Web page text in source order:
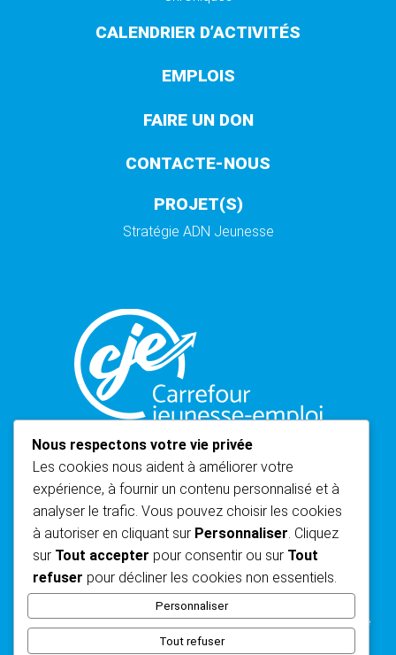
CALENDRIER D’ACTIVITÉS
EMPLOIS
FAIRE UN DON
CONTACTE-NOUS
PROJET(S)
Stratégie ADN Jeunesse
©2024–2026 • CJE Frontenac
Conception du site web par Moonlight Web, Agence Éclatante. •Politique de
•Politique de gestion des plaintes
Nous respectons votre vie privée
Les cookies nous aident à améliorer votre
expérience, à fournir un contenu personnalisé et à
analyser le trafic. Vous pouvez choisir les cookies
à autoriser en cliquant sur Personnaliser . Cliquez
sur Tout accepter pour consentir ou sur Tout
refuser pour décliner les cookies non essentiels.
Personnaliser
Tout refuser